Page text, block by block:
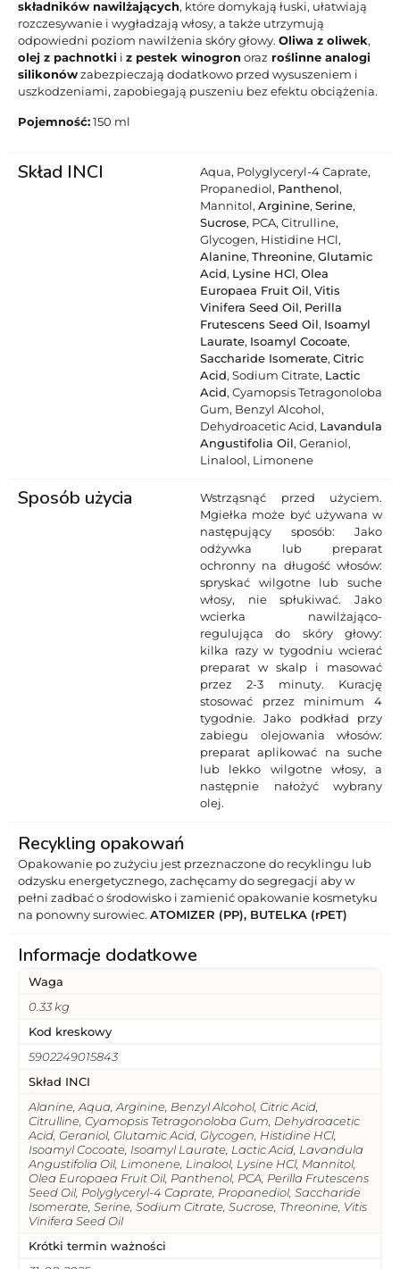
składników nawilżających, które domykają łuski, ułatwiają
rozczesywanie i wygładzają włosy, a także utrzymują
odpowiedni poziom nawilżenia skóry głowy. Oliwa z oliwek,
olej z pachnotki i z pestek winogron oraz roślinne analogi
silikonówzabezpieczają dodatkowo przed wysuszeniem i
uszkodzeniami, zapobiegają puszeniu bez efektu obciążenia.
Pojemność:150 ml
Skład INCI
Aqua, Polyglyceryl-4 Caprate,
Propanediol, Panthenol,
Mannitol, Arginine, Serine,
Sucrose, PCA, Citrulline,
Glycogen, Histidine HCl,
Alanine, Threonine, Glutamic
Acid, Lysine HCl, Olea
Europaea Fruit Oil, Vitis
Vinifera Seed Oil, Perilla
Frutescens Seed Oil, Isoamyl
Laurate, Isoamyl Cocoate,
Saccharide Isomerate, Citric
Acid, Sodium Citrate, Lactic
Acid, Cyamopsis Tetragonoloba
Gum, Benzyl Alcohol,
Dehydroacetic Acid, Lavandula
Angustifolia Oil, Geraniol,
Linalool, Limonene
Sposób użycia
Wstrząsnąć przed użyciem.
Mgiełka może być używana w
następujący sposób: Jako
odżywka lub preparat
ochronny na długość włosów:
spryskać wilgotne lub suche
włosy, nie spłukiwać. Jako
wcierka nawilżająco-
regulująca do skóry głowy:
kilka razy w tygodniu wcierać
preparat w skalp i masować
przez 2-3 minuty. Kurację
stosować przez minimum 4
tygodnie. Jako podkład przy
zabiegu olejowania włosów:
preparat aplikować na suche
lub lekko wilgotne włosy, a
następnie nałożyć wybrany
olej.
Recykling opakowań
Opakowanie po zużyciu jest przeznaczone do recyklingu lub
odzysku energetycznego, zachęcamy do segregacji aby w
pełni zadbać o środowisko i zamienić opakowanie kosmetyku
na ponowny surowiec. ATOMIZER (PP), BUTELKA (rPET)
Informacje dodatkowe
Waga
0.33 kg
Kod kreskowy
5902249015843
Skład INCI
Alanine, Aqua, Arginine, Benzyl Alcohol, Citric Acid,
Citrulline, Cyamopsis Tetragonoloba Gum, Dehydroacetic
Acid, Geraniol, Glutamic Acid, Glycogen, Histidine HCl,
Isoamyl Cocoate, Isoamyl Laurate, Lactic Acid, Lavandula
Angustifolia Oil, Limonene, Linalool, Lysine HCl, Mannitol,
Olea Europaea Fruit Oil, Panthenol, PCA, Perilla Frutescens
Seed Oil, Polyglyceryl-4 Caprate, Propanediol, Saccharide
Isomerate, Serine, Sodium Citrate, Sucrose, Threonine, Vitis
Vinifera Seed Oil
Krótki termin ważności